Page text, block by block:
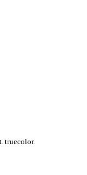
. truecolor.